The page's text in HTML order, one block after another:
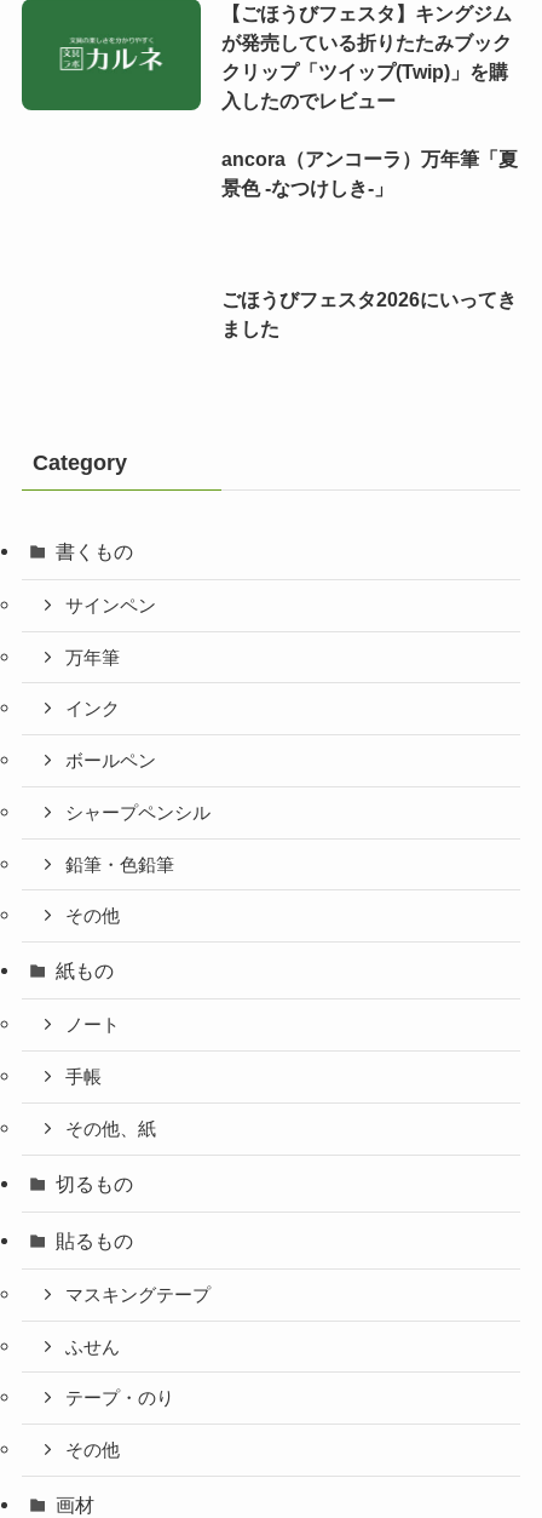
【ごほうびフェスタ】キングジム
が発売している折りたたみブック
クリップ「ツイップ(Twip)」を購
入したのでレビュー
ancora（アンコーラ）万年筆「夏
景色 -なつけしき-」
ごほうびフェスタ2026にいってき
ました
Category
書くもの
サインペン
万年筆
インク
ボールペン
シャープペンシル
鉛筆・色鉛筆
その他
紙もの
ノート
手帳
その他、紙
切るもの
貼るもの
マスキングテープ
ふせん
テープ・のり
その他
画材